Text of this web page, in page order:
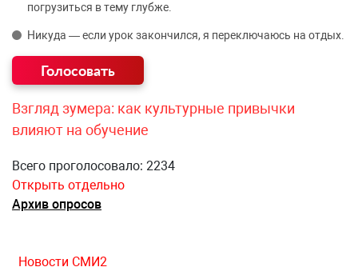
погрузиться в тему глубже.
Никуда — если урок закончился, я переключаюсь на отдых.
Взгляд зумера: как культурные привычки
влияют на обучение
Всего проголосовало: 2234
Открыть отдельно
Архив опросов
Новости СМИ2